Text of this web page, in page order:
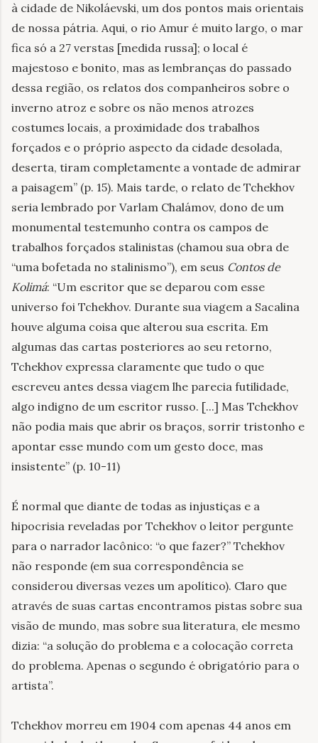
à cidade de Nikoláevski, um dos pontos mais orientais
de nossa pátria. Aqui, o rio Amur é muito largo, o mar
fica só a 27 verstas [medida russa]; o local é
majestoso e bonito, mas as lembranças do passado
dessa região, os relatos dos companheiros sobre o
inverno atroz e sobre os não menos atrozes
costumes locais, a proximidade dos trabalhos
forçados e o próprio aspecto da cidade desolada,
deserta, tiram completamente a vontade de admirar
a paisagem” (p. 15). Mais tarde, o relato de Tchekhov
seria lembrado por Varlam Chalámov, dono de um
monumental testemunho contra os campos de
trabalhos forçados stalinistas (chamou sua obra de
“uma bofetada no stalinismo”), em seus Contos de
Kolimá: “Um escritor que se deparou com esse
universo foi Tchekhov. Durante sua viagem a Sacalina
houve alguma coisa que alterou sua escrita. Em
algumas das cartas posteriores ao seu retorno,
Tchekhov expressa claramente que tudo o que
escreveu antes dessa viagem lhe parecia futilidade,
algo indigno de um escritor russo. [...] Mas Tchekhov
não podia mais que abrir os braços, sorrir tristonho e
apontar esse mundo com um gesto doce, mas
insistente” (p. 10-11)
É normal que diante de todas as injustiças e a
hipocrisia reveladas por Tchekhov o leitor pergunte
para o narrador lacônico: “o que fazer?” Tchekhov
não responde (em sua correspondência se
considerou diversas vezes um apolítico). Claro que
através de suas cartas encontramos pistas sobre sua
visão de mundo, mas sobre sua literatura, ele mesmo
dizia: “a solução do problema e a colocação correta
do problema. Apenas o segundo é obrigatório para o
artista”.
Tchekhov morreu em 1904 com apenas 44 anos em